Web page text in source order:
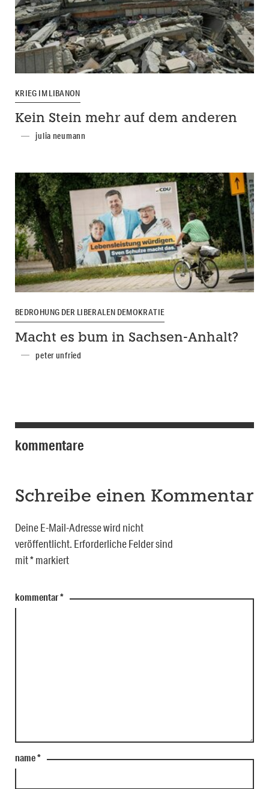
KRIEG IM LIBANON
Kein Stein mehr auf dem anderen
julia neumann
BEDROHUNG DER LIBERALEN DEMOKRATIE
Macht es bum in Sachsen-Anhalt?
peter unfried
kommentare
Schreibe einen Kommentar
Deine E-Mail-Adresse wird nicht
veröffentlicht. Erforderliche Felder sind
mit*markiert
kommentar*
name*